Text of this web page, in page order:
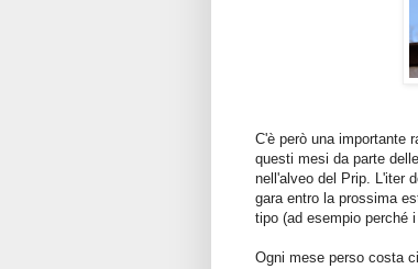
C'è però una importante
questi mesi da parte
nell'alveo del Prip. L'iter
gara entro la prossima
tipo (ad esempio perché
Ogni mese perso costa